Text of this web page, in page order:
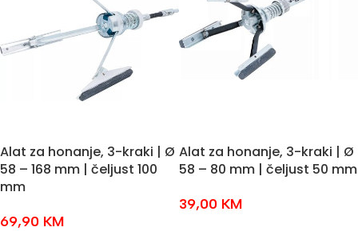
Alat za honanje, 3-kraki | Ø
58 – 168 mm | čeljust 100
mm
69,90 KM
Alat za honanje, 3-kraki | Ø
58 – 80 mm | čeljust 50 mm
39,00 KM